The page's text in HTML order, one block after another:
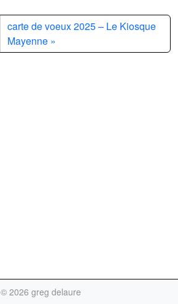
carte de voeux 2025 – Le Kiosque
Mayenne
©2026 greg delaure